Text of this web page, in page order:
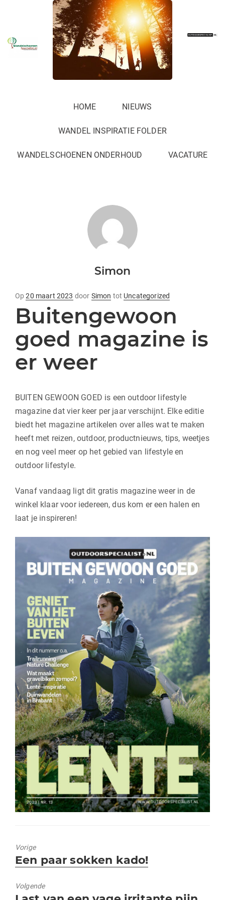
HOME NIEUWS
WANDEL INSPIRATIE FOLDER
WANDELSCHOENEN ONDERHOUD VACATURE
Simon
Opgeplaatst
op
20 maart 2023 door Simon tot Uncategorized
Buitengewoon
goed magazine is
er weer
BUITEN GEWOON GOED is een outdoor lifestyle
magazine dat vier keer per jaar verschijnt. Elke editie
biedt het magazine artikelen over alles wat te maken
heeft met reizen, outdoor, productnieuws, tips, weetjes
en nog veel meer op het gebied van lifestyle en
outdoor lifestyle.
Vanaf vandaag ligt dit gratis magazine weer in de
winkel klaar voor iedereen, dus kom er een halen en
laat je inspireren!
Vorige
Vorig
Een paar sokken kado!
Volgende
Volgend